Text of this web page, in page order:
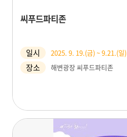
씨푸드파티존
일시 2025. 9. 19.(금) ~ 9.21.(일)
장소 해변광장 씨푸드파티존